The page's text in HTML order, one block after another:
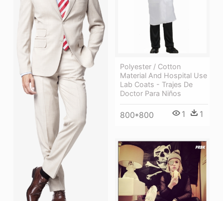
Polyester / Cotton
Material And Hospital Use
Lab Coats - Trajes De
Doctor Para Niños
800*800 1 1